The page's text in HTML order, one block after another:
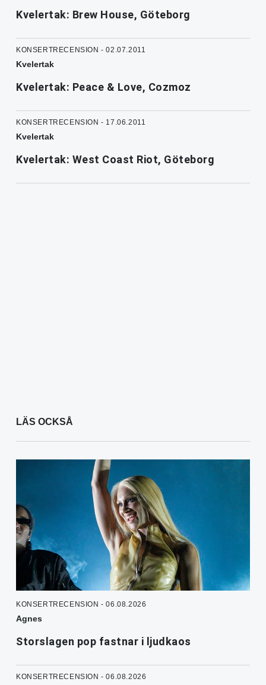
Kvelertak: Brew House, Göteborg
KONSERTRECENSION - 02.07.2011
Kvelertak
Kvelertak: Peace & Love, Cozmoz
KONSERTRECENSION - 17.06.2011
Kvelertak
Kvelertak: West Coast Riot, Göteborg
LÄS OCKSÅ
KONSERTRECENSION - 06.08.2026
Agnes
Storslagen pop fastnar i ljudkaos
KONSERTRECENSION - 06.08.2026